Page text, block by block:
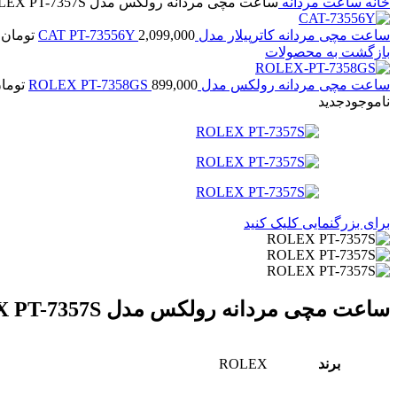
ساعت مچی مردانه کاترپیلار مدل CAT PT-73556Y 2,099,000
تومان
بازگشت به محصولات
ساعت مچی مردانه رولکس مدل ROLEX PT-7358GS 899,000
ناموجودجدید
برای بزرگنمایی کلیک کنید
ساعت مچی مردانه رولکس مدل ROLEX PT-7357S
برند ROLEX